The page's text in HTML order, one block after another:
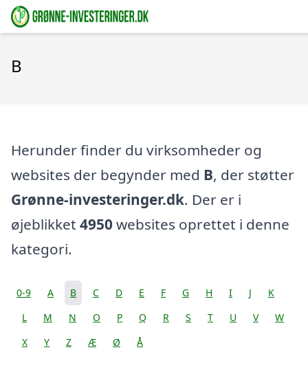
B
Herunder finder du virksomheder og
websites der begynder med B, der støtter
Grønne-investeringer.dk. Der er i
øjeblikket 4950 websites oprettet i denne
kategori.
0-9 A B C D E F G H I J
K
L
M N O P Q R S T U V
W
X
Y Z Æ Ø Å